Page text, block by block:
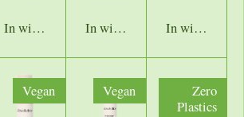
In winkelwagenIn winkelwagenIn
Vegan Vegan
Zero
Plastics